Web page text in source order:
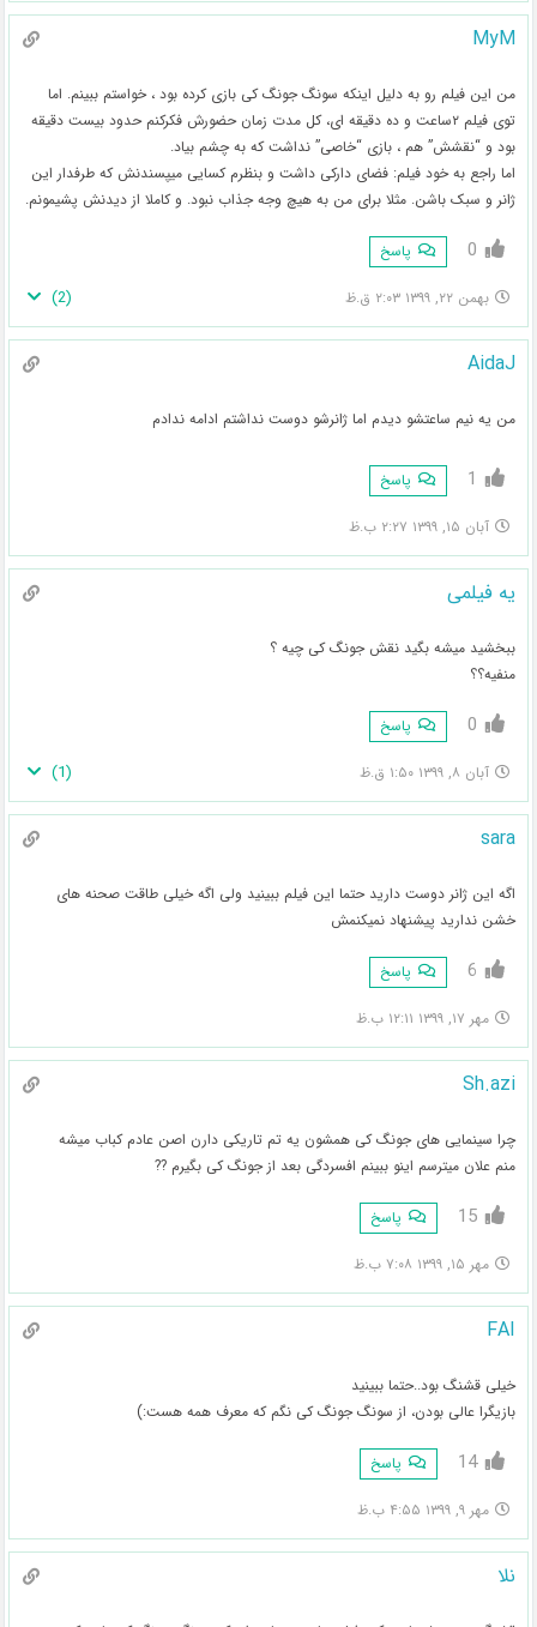
MyM
من این فیلم رو به دلیل اینکه سونگ جونگ کی بازی کرده بود ، خواستم ببینم. اما
توی فیلم ۲ساعت و ده دقیقه ای، کل مدت زمان حضورش فکرکنم حدود بیست دقیقه
بود و “نقشش” هم ، بازی “خاصی” نداشت که به چشم بیاد.
اما راجع به خود فیلم: فضای دارکی داشت و بنظرم کسایی میپسندنش که طرفدار این
ژانر و سبک باشن. مثلا برای من به هیچ وجه جذاب نبود. و کاملا از دیدنش پشیمونم.
0 پاسخ
بهمن ۲۲, ۱۳۹۹ ۲:۰۳ ق.ظ (
2
)
AidaJ
من یه نیم ساعتشو دیدم اما ژانرشو دوست نداشتم ادامه ندادم
1 پاسخ
آبان ۱۵, ۱۳۹۹ ۲:۲۷ ب.ظ
یه فیلمی
ببخشید میشه بگید نقش جونگ کی چیه ؟
منفیه؟؟
0 پاسخ
آبان ۸, ۱۳۹۹ ۱:۵۰ ق.ظ (
1
)
sara
اگه این ژانر دوست دارید حتما این فیلم ببینید ولی اگه خیلی طاقت صحنه های
خشن ندارید پیشنهاد نمیکنمش
6 پاسخ
مهر ۱۷, ۱۳۹۹ ۱۲:۱۱ ب.ظ
Sh.azi
چرا سینمایی های جونگ کی همشون یه تم تاریکی دارن اصن عادم کباب میشه
منم علان میترسم اینو ببینم افسردگی بعد از جونگ کی بگیرم ??
15 پاسخ
مهر ۱۵, ۱۳۹۹ ۷:۰۸ ب.ظ
FAI
خیلی قشنگ بود..حتما ببینید
بازیگرا عالی بودن، از سونگ جونگ کی نگم که معرف همه هست:)
14 پاسخ
مهر ۹, ۱۳۹۹ ۴:۵۵ ب.ظ
نلا